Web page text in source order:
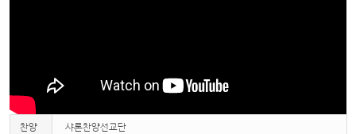
찬양 샤론찬양선교단